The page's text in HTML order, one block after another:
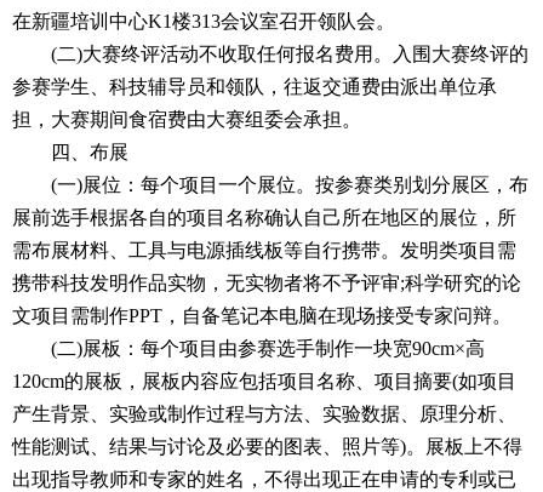
在新疆培训中心K1楼313会议室召开领队会。
(二)大赛终评活动不收取任何报名费用。入围大赛终评的
参赛学生、科技辅导员和领队，往返交通费由派出单位承
担，大赛期间食宿费由大赛组委会承担。
四、布展
(一)展位：每个项目一个展位。按参赛类别划分展区，布
展前选手根据各自的项目名称确认自己所在地区的展位，所
需布展材料、工具与电源插线板等自行携带。发明类项目需
携带科技发明作品实物，无实物者将不予评审;科学研究的论
文项目需制作PPT，自备笔记本电脑在现场接受专家问辩。
(二)展板：每个项目由参赛选手制作一块宽90cm×高
120cm的展板，展板内容应包括项目名称、项目摘要(如项目
产生背景、实验或制作过程与方法、实验数据、原理分析、
性能测试、结果与讨论及必要的图表、照片等)。展板上不得
出现指导教师和专家的姓名，不得出现正在申请的专利或已